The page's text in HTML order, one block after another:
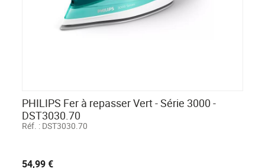
PHILIPS Fer à repasser Vert - Série 3000 -
DST3030.70
Réf. : DST3030.70
54,99 €